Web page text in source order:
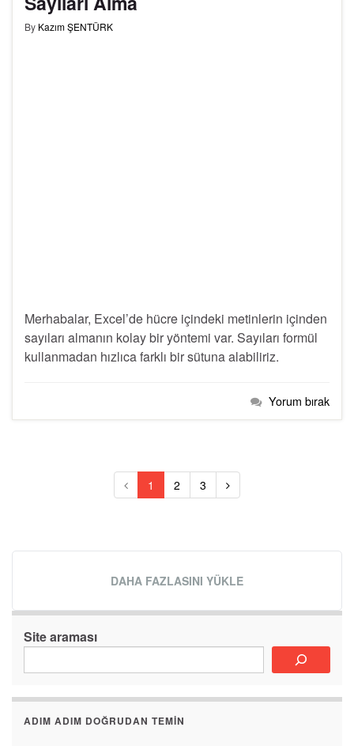
By Kazım ŞENTÜRK
Merhabalar, Excel’de hücre içindeki metinlerin içinden
sayıları almanın kolay bir yöntemi var. Sayıları formül
kullanmadan hızlıca farklı bir sütuna alabiliriz.
Yorum bırak
1 2 3
DAHA FAZLASINI YÜKLE
Site araması
ADIM ADIM DOĞRUDAN TEMIN